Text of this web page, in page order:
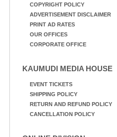
COPYRIGHT POLICY
ADVERTISEMENT DISCLAIMER
PRINT AD RATES
OUR OFFICES
CORPORATE OFFICE
KAUMUDI MEDIA HOUSE
EVENT TICKETS
SHIPPING POLICY
RETURN AND REFUND POLICY
CANCELLATION POLICY